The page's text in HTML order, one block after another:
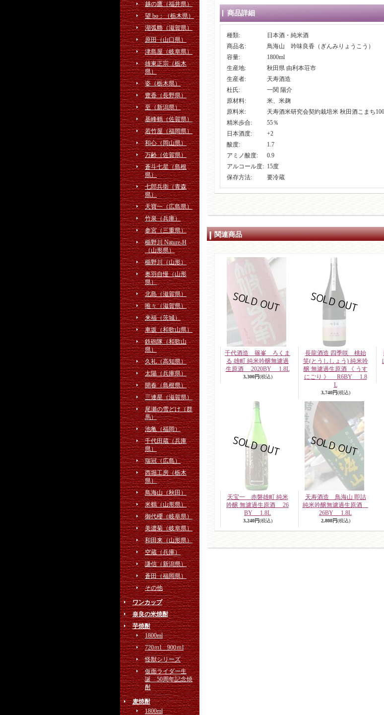
越の鷹（福井県）
望 bo：（栃木県）
湖弧艪（滋賀県）
原田（山口県）
津島屋（岐阜県）
雄東正宗（栃木
県）
姿（栃木県）
豊香（長野県）
至（新潟県）
基峰鶴（佐賀県）
若竹屋（福岡県）
和心（岡山県）
万齢（佐賀県）
蒼斗七星（島根
県）
七郎兵衛（青森
県）
天寶一（広島県）
竹泉（兵庫）
参宮（三重県）
楯野川 Nature-H
（山形県）
楯野川（山形）
奥羽自慢（山形
県）
北島（滋賀県）
唯々（滋賀県）
来福（茨城）
車坂（和歌山県）
鉄砲隊（和歌山
県）
久礼（高知県）
太陽（兵庫県）
開春（島根県）
三連星（滋賀県）
尾瀬の雪どけ（群
馬）
池亀（福岡）
千代田蔵（兵庫
県）
瑞冠（広島）
西堀工房（栃木
県）
鳥海山（秋田）
米鶴（山形県）
御代櫻（岐阜県）
美濃菊（岐阜県）
和田来（山形県）
空蔵（兵庫）
謙信（新潟県）
蒼田（福岡県）
その他
ワンカップ
奈良の米焼酎
芋焼酎
1800ml
720ｍl 900ｍl
怪獣シリーズ
仮面ライダー生
誕 50周年記念焼
酎
麦焼酎
1800ml
商品詳細
種類:
日本酒・純米酒
商品名 :
鳥海山 吟味良香（ぎんみりょうこう）
容量:
1800ml
生産地:
秋田県 由利本荘市
生産者:
天寿酒造
杜氏:
一関 陽介
原材料:
米、米麹
原料米:
天寿酒米研究会契約栽培米 秋田酒こまち
精米歩合:
55％
日本酒度:
+2
酸度:
1.7
アミノ酸度:
0.9
アルコール度: 15度
保存方法: 要冷蔵
関連商品
千代酒造 篠峯 ろくま
る 雄町 純米吟醸無濾過
生原酒 2020BY 1.8L
3,300円(税込)
長龍酒造 四季咲 桃始
笑(とうししょう) 純米吟
醸 無濾過生原酒 《 うす
にごり 》 R6BY 1.8
L
3,740円(税込)
天宝一 赤磐雄町 純米
吟醸 無濾過生原酒 26
BY 1.8L
3,240円(税込)
天寿酒造 鳥海山 即詰
純米吟醸無濾過生原酒
26BY 1.8L
2,808円(税込)